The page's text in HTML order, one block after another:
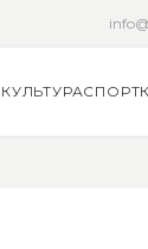
КУЛЬТУРАСПОРТ